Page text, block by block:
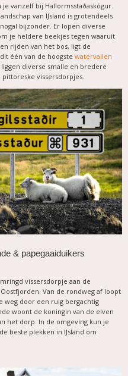
vanzelf bij Hallormsstaðaskógur.
van IJsland is grotendeels
bijzonder. Er lopen diverse
je heldere beekjes tegen waaruit
rijden van het bos, ligt de
één van de hoogste watervallen
liggen diverse smalle en bredere
vissersdorpjes.
& papegaaiduikers
vissersdorpje aan de
Van de rondweg af loopt
weg door een ruig bergachtig
woont de koningin van de elven
het dorp. In de omgeving kun je
beste plekken in IJsland om